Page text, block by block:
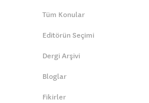
Tüm Konular
Editörün Seçimi
Dergi Arşivi
Bloglar
Fikirler